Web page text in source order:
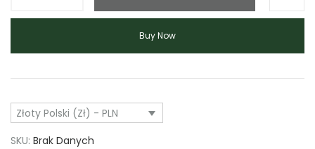
Buy Now
Złoty Polski (zł) - PLN
SKU: Brak Danych